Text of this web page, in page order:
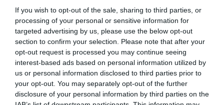
If you wish to opt-out of the sale, sharing to third parties, or
processing of your personal or sensitive information for
targeted advertising by us, please use the below opt-out
section to confirm your selection. Please note that after your
opt-out request is processed you may continue seeing
interest-based ads based on personal information utilized by
us or personal information disclosed to third parties prior to
your opt-out. You may separately opt-out of the further
disclosure of your personal information by third parties on the
Νέο επίδομα 600 ευρώ για
σπουδαστές: Οι δικαιούχοι
07.08.2026 | 19:00
Αυτός ο δήμος της Εύβοιας πάει
στα δικαστήρια για τις
ανεμογεννήτριες
07.08.2026 | 18:40
Εύβοια: Γυναίκα έπεσε
θύμα διαδικτυακής
απάτης – Πλήρωσε για
τρακτέρ που δεν
παρέλαβε
Τραγωδία στην Εύβοια:
Άνδρας ανασύρθηκε
χωρίς τις αισθήσεις του
από τη θάλασσα